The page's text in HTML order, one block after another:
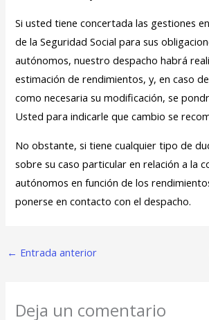
Si usted tiene concertada las gestiones
de la Seguridad Social para sus
autónomos, nuestro despacho habrá
estimación de rendimientos, y, en caso
como necesaria su modificación, se
Usted para indicarle que cambio se
No obstante, si tiene cualquier tipo de
sobre su caso particular en relación a la
autónomos en función de los
ponerse en contacto con el despacho.
← Entrada anterior
Deja un comentario